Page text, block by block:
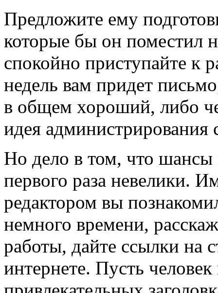
Предложите ему
которые бы он поместил
спокойно приступайте к
недель вам придет
в общем хороший, либо
идея администрирования
Но дело в том, что шансы
первого раза невелики.
редактором вы
немного времени,
работы, дайте ссылки на
интернете. Пусть